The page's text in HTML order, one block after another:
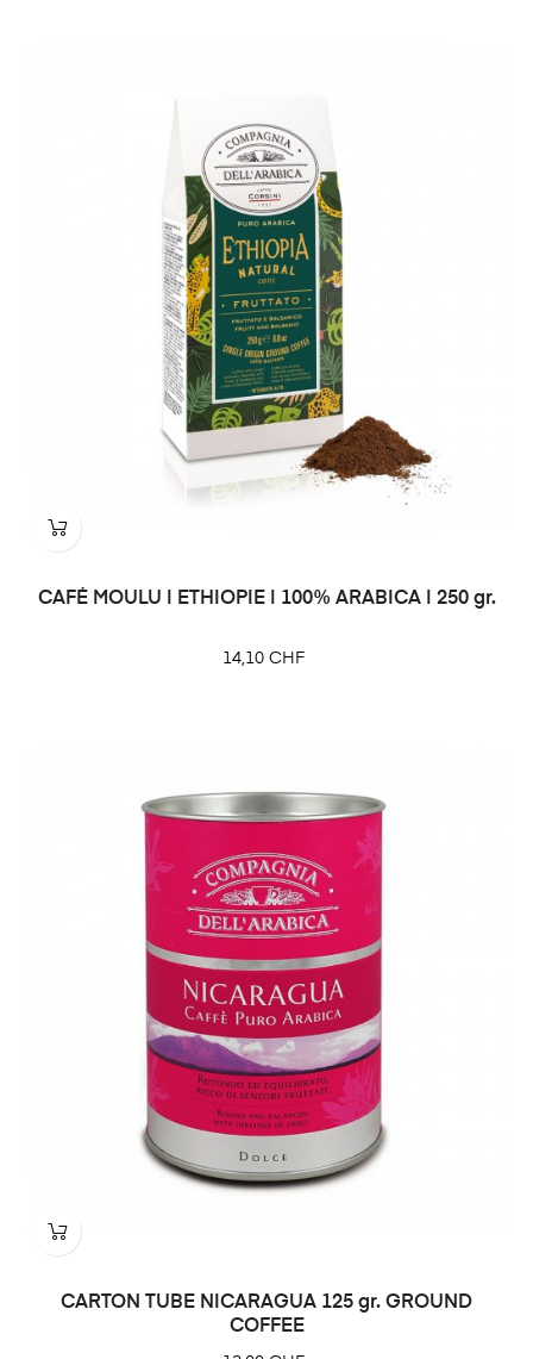
CAFÉ MOULU | ETHIOPIE | 100% ARABICA | 250 gr.
Prix
14,10 CHF
CARTON TUBE NICARAGUA 125 gr. GROUND
COFFEE